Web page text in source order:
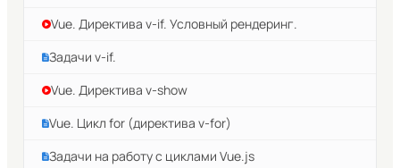
Vue. Директива v-if. Условный рендеринг.
Задачи v-if.
Vue. Директива v-show
Vue. Цикл for (директива v-for)
Задачи на работу с циклами Vue.js